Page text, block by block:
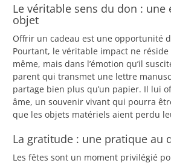
Le véritable sens du don :
objet
Offrir un cadeau est une opportunité
Pourtant, le véritable impact ne réside
même, mais dans l’émotion qu’il
parent qui transmet une lettre
partage bien plus qu’un papier. Il lui
âme, un souvenir vivant qui pourra
que les objets matériels aient perdu
La gratitude : une pratique au
Les fêtes sont un moment privilégié